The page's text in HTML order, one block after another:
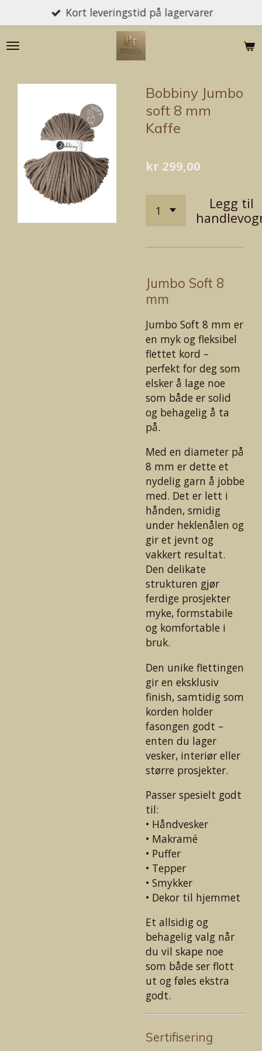
til
hovedinnhold
Kort leveringstid på lagervarer
Bobbiny Jumbo
soft 8 mm
Kaffe
kr 299,00
Legg til
Jumbo Soft 8
mm
Jumbo Soft 8 mm er
en myk og fleksibel
flettet kord –
perfekt for deg som
elsker å lage noe
som både er solid
og behagelig å ta
på.
Med en diameter på
8 mm er dette et
nydelig garn å jobbe
med. Det er lett i
hånden, smidig
under heklenålen og
gir et jevnt og
vakkert resultat.
Den delikate
strukturen gjør
ferdige prosjekter
myke, formstabile
og komfortable i
bruk.
Den unike flettingen
gir en eksklusiv
finish, samtidig som
korden holder
fasongen godt –
enten du lager
vesker, interiør eller
større prosjekter.
Passer spesielt godt
til:
• Håndvesker
• Makramé
• Puffer
• Tepper
• Smykker
• Dekor til hjemmet
Et allsidig og
behagelig valg når
du vil skape noe
som både ser flott
ut og føles ekstra
godt.
Sertifisering